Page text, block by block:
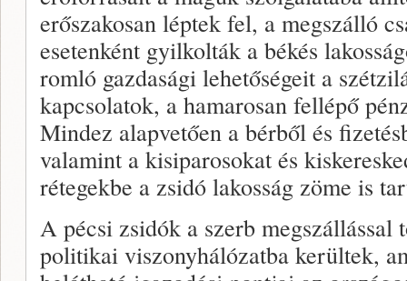
erőszakosan léptek fel, a megszálló
esetenként gyilkolták a békés
romló gazdasági lehetőségeit a
kapcsolatok, a hamarosan fellépő
Mindez alapvetően a bérből és
valamint a kisiparosokat és
rétegekbe a zsidó lakosság zöme is
A pécsi zsidók a szerb megszállással
politikai viszonyhálózatba kerültek,